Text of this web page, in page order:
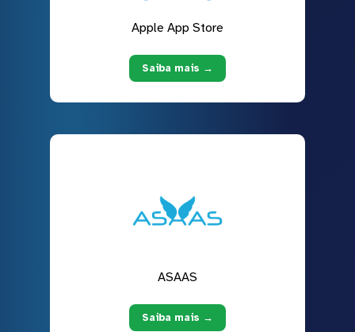
Apple App Store
Saiba mais →
ASAAS
Saiba mais →